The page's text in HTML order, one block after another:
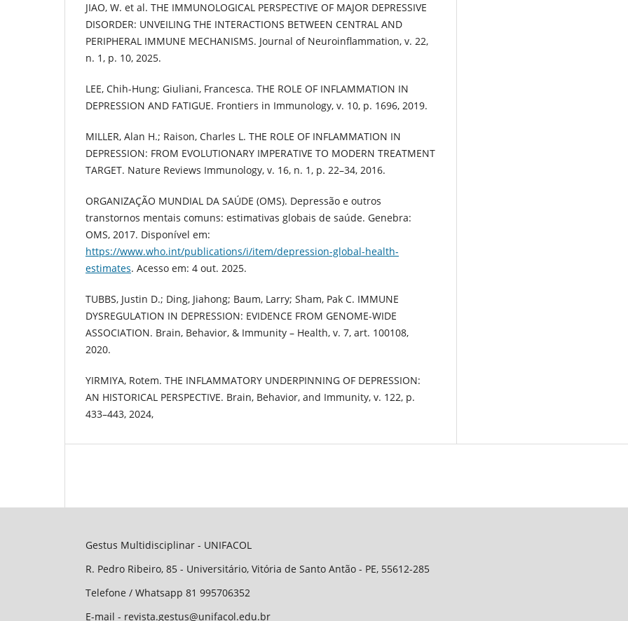
JIAO, W. et al. THE IMMUNOLOGICAL PERSPECTIVE OF MAJOR DEPRESSIVE
DISORDER: UNVEILING THE INTERACTIONS BETWEEN CENTRAL AND
PERIPHERAL IMMUNE MECHANISMS. Journal of Neuroinflammation, v. 22,
n. 1, p. 10, 2025.
LEE, Chih-Hung; Giuliani, Francesca. THE ROLE OF INFLAMMATION IN
DEPRESSION AND FATIGUE. Frontiers in Immunology, v. 10, p. 1696, 2019.
MILLER, Alan H.; Raison, Charles L. THE ROLE OF INFLAMMATION IN
DEPRESSION: FROM EVOLUTIONARY IMPERATIVE TO MODERN TREATMENT
TARGET. Nature Reviews Immunology, v. 16, n. 1, p. 22–34, 2016.
ORGANIZAÇÃO MUNDIAL DA SAÚDE (OMS). Depressão e outros
transtornos mentais comuns: estimativas globais de saúde. Genebra:
OMS, 2017. Disponível em:
https://www.who.int/publications/i/item/depression-global-health-
estimates. Acesso em: 4 out. 2025.
TUBBS, Justin D.; Ding, Jiahong; Baum, Larry; Sham, Pak C. IMMUNE
DYSREGULATION IN DEPRESSION: EVIDENCE FROM GENOME-WIDE
ASSOCIATION. Brain, Behavior, & Immunity – Health, v. 7, art. 100108,
2020.
YIRMIYA, Rotem. THE INFLAMMATORY UNDERPINNING OF DEPRESSION:
AN HISTORICAL PERSPECTIVE. Brain, Behavior, and Immunity, v. 122, p.
433–443, 2024,
Gestus Multidisciplinar - UNIFACOL
R. Pedro Ribeiro, 85 - Universitário, Vitória de Santo Antão - PE, 55612-285
Telefone / Whatsapp 81 995706352
E-mail - revista.gestus@unifacol.edu.br